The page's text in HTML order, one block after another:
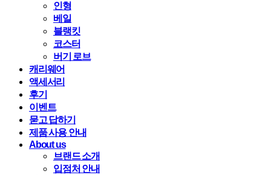
인형
베일
블랭킷
코스터
버기 로브
캐리웨어
액세서리
후기
이벤트
묻고 답하기
제품 사용 안내
About us
브랜드 소개
입점처 안내